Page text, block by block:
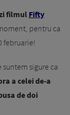
filmul Fifty
pentru ca
februarie!
suntem sigure ca
a celei de-a
de doi